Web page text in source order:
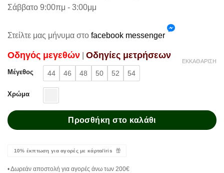
Σάββατο 9:00πμ - 3:00μμ
Στείλτε μας μήνυμα στο facebook messenger
Oδηγός μεγεθών Oδηγίες μετρήσεων
Μέγεθος 44 46 48 50 52 54
Χρώμα
ΕΚΚΑΘΆΡΙΣΗ
Προσθήκη στο καλάθι
10% έκπτωση για αγορές με κάρτα/iris
• Δωρεάν αποστολή για αγορές άνω των 200€